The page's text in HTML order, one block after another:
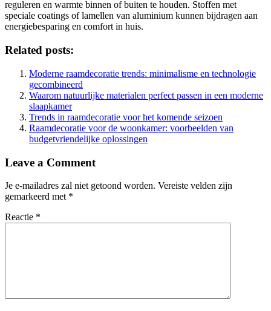
reguleren en warmte binnen of buiten te houden. Stoffen met
speciale coatings of lamellen van aluminium kunnen bijdragen aan
energiebesparing en comfort in huis.
Related posts:
Moderne raamdecoratie trends: minimalisme en technologie
gecombineerd
Waarom natuurlijke materialen perfect passen in een moderne
slaapkamer
Trends in raamdecoratie voor het komende seizoen
Raamdecoratie voor de woonkamer: voorbeelden van
budgetvriendelijke oplossingen
Leave a Comment
Je e-mailadres zal niet getoond worden. Vereiste velden zijn
gemarkeerd met *
Reactie *